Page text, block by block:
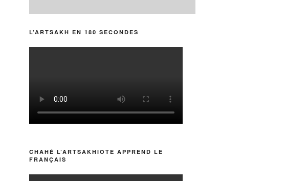
L’ARTSAKH EN 180 SECONDES
CHAHÉ L’ARTSAKHIOTE APPREND LE
FRANÇAIS